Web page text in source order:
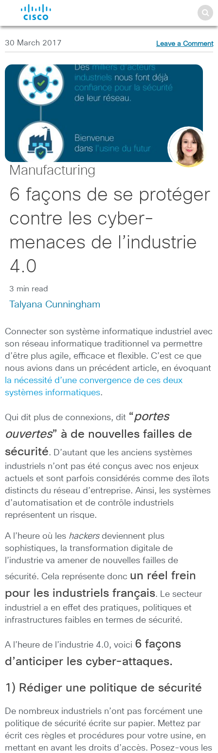
30 March 2017 Leave a Comment
Manufacturing
6 façons de se protéger
contre les cyber-
menaces de l’industrie
4.0
3 min read
Talyana Cunningham
Connecter son système informatique industriel avec
son réseau informatique traditionnel va permettre
d’être plus agile, efficace et flexible. C’est ce que
nous avions dans un précédent article, en évoquant
la nécessité d’une convergence de ces deux
systèmes informatiques.
Qui dit plus de connexions, dit “portes
ouvertes” à de nouvelles failles de
sécurité. D’autant que les anciens systèmes
industriels n’ont pas été conçus avec nos enjeux
actuels et sont parfois considérés comme des îlots
distincts du réseau d’entreprise. Ainsi, les systèmes
d’automatisation et de contrôle industriels
représentent un risque.
A l’heure où les hackersdeviennent plus
sophistiques, la transformation digitale de
l’industrie va amener de nouvelles failles de
sécurité. Cela représente donc un réel frein
pour les industriels français. Le secteur
industriel a en effet des pratiques, politiques et
infrastructures faibles en termes de sécurité.
A l’heure de l’industrie 4.0, voici 6 façons
d’anticiper les cyber-attaques.
1) Rédiger une politique de sécurité
De nombreux industriels n’ont pas forcément une
politique de sécurité écrite sur papier. Mettez par
écrit ces règles et procédures pour votre usine, en
mettant en avant les droits d’accès. Posez-vous les